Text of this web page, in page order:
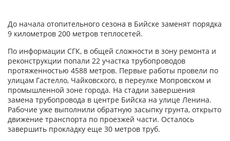
До начала отопительного сезона в Бийске заменят порядка
9 километров 200 метров теплосетей.
По информации СГК, в общей сложности в зону ремонта и
реконструкции попали 22 участка трубопроводов
протяженностью 4588 метров. Первые работы провели по
улицам Гастелло, Чайковского, в переулке Мопровском и
промышленной зоне города. На стадии завершения
замена трубопровода в центре Бийска на улице Ленина.
Рабочие уже выполнили обратную засыпку грунта, открыто
движение транспорта по проезжей части. Осталось
завершить прокладку еще 30 метров труб.